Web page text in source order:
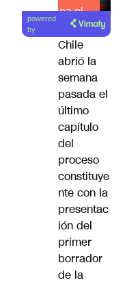
Lea el
artículo
powered
by
Chile
abrió la
semana
pasada el
último
capítulo
del
proceso
constituye
nte con la
presentac
ión del
primer
borrador
de la